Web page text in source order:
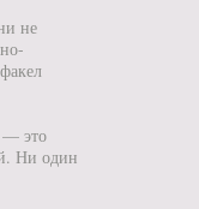
не
— это
Ни один